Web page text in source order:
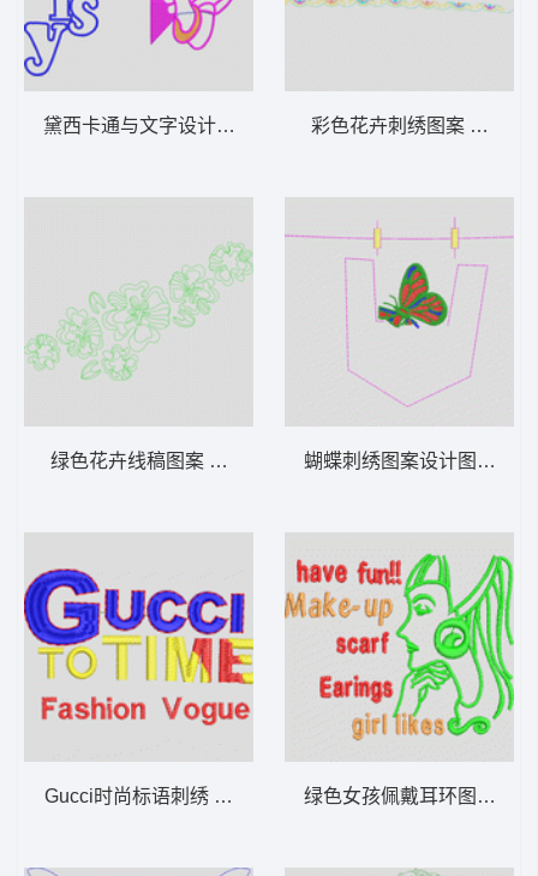
黛西卡通与文字设计 唐老鸭
绿色花卉线稿图案 单针轮廓花朵
Gucci时尚标语刺绣 字母
彩色花卉刺绣图案 经典传
蝴蝶刺绣图案设计图 蝴蝶
绿色女孩佩戴耳环图案 美